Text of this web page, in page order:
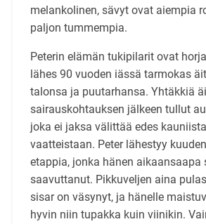
melankolinen, sävyt ovat aiempia
paljon tummempia.
Peterin elämän tukipilarit ovat
lähes 90 vuoden iässä tarmokas
talonsa ja puutarhansa. Yhtäkkiä
sairauskohtauksen jälkeen tullut
joka ei jaksa välittää edes
vaatteistaan. Peter lähestyy
etappia, jonka hänen aikaansaapa
saavuttanut. Pikkuveljen aina
sisar on väsynyt, ja hänelle
hyvin niin tupakka kuin viinikin.